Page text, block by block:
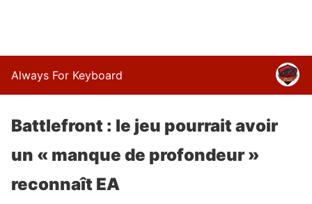
Always For Keyboard
Battlefront : le jeu pourrait avoir
un « manque de profondeur »
reconnaît EA